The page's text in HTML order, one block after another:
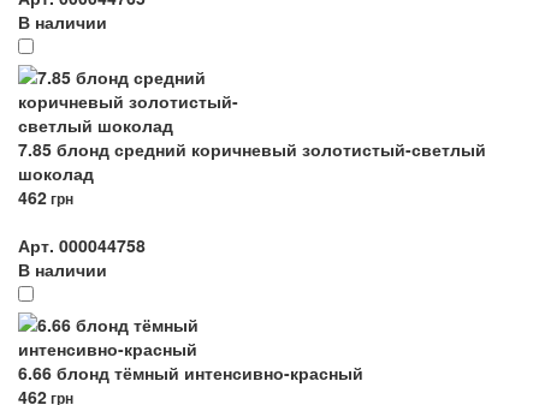
В наличии
7.85 блонд средний коричневый золотистый-светлый
шоколад
462грн
Арт. 000044758
В наличии
6.66 блонд тёмный интенсивно-красный
462грн